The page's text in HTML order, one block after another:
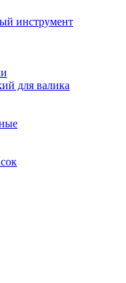
инструмент
для валика